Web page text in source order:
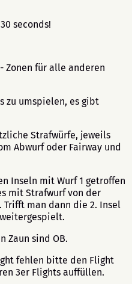
seconds!
Zonen für alle anderen
zu umspielen, es gibt
Strafwürfe, jeweils
Abwurf oder Fairway und
Inseln mit Wurf 1 getroffen
mit Strafwurf von der
Trifft man dann die 2. Insel
Zaun sind OB.
fehlen bitte den Flight
3er Flights auffüllen.